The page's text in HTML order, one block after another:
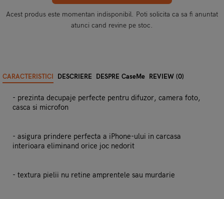
Acest produs este momentan indisponibil. Poti solicita ca sa fi anuntat
atunci cand revine pe stoc.
CARACTERISTICI DESCRIERE DESPRE CaseMe REVIEW (0)
- prezinta decupaje perfecte pentru difuzor, camera foto,
casca si microfon
- asigura prindere perfecta a iPhone-ului in carcasa
interioara eliminand orice joc nedorit
- textura pielii nu retine amprentele sau murdarie